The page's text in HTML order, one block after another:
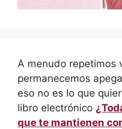
A menudo repetimos
permanecemos
eso no es lo que
libro electrónico
que te mantienen